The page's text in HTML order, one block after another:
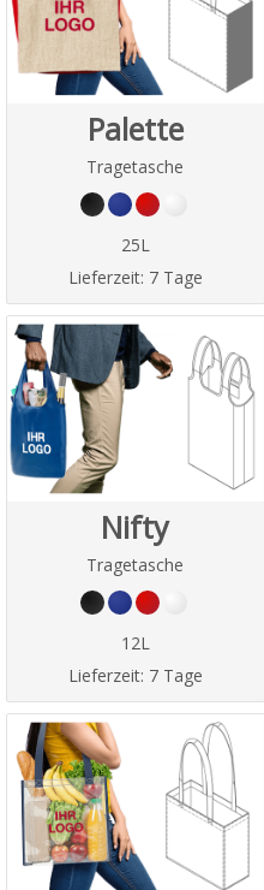
Palette
Tragetasche
25L
Lieferzeit: 7 Tage
Nifty
Tragetasche
12L
Lieferzeit: 7 Tage